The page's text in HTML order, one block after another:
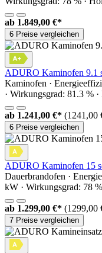
ab 1.849,00 €*
6 Preise vergleichen
ADURO Kaminofen 9.1
Kaminofen ·
· Wirkungsgrad: 81.3 %
ab 1.241,00 €* (1241,00
6 Preise vergleichen
ADURO Kaminofen 15
Dauerbrandofen ·
kW · Wirkungsgrad: 78
ab 1.299,00 €* (1299,00
7 Preise vergleichen